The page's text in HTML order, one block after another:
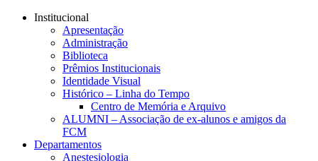
Conteúdo principal
Institucional
Apresentação
Administração
Biblioteca
Prêmios Institucionais
Identidade Visual
Histórico – Linha do Tempo
Centro de Memória e Arquivo
ALUMNI – Associação de ex-alunos e amigos da
FCM
Departamentos
Anestesiologia